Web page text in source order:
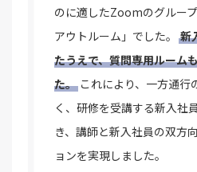
のに適したZoomのグルー
アウトルーム」でした。
新
たうえで、質問専用ルーム
た。 これにより、一方通行
く、研修を受講する新入社
き、講師と新入社員の双方
ョンを実現しました。